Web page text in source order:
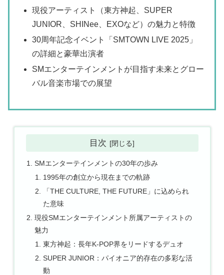
現役アーティスト（東方神起、SUPER
JUNIOR、SHINee、EXOなど）の魅力と特徴
30周年記念イベント「SMTOWN LIVE 2025」
の詳細と豪華出演者
SMエンターテインメントが目指す未来とグロー
バル音楽市場での展望
目次
SMエンターテインメントの30年の歩み
1995年の創立から現在までの軌跡
「THE CULTURE, THE FUTURE」に込められ
た意味
現役SMエンターテインメント所属アーティストの
魅力
東方神起：長年K-POP界をリードするデュオ
SUPER JUNIOR：パイオニア的存在の多彩な活
動